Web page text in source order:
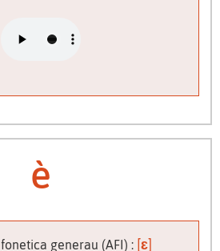
è
generau (AFI) : [ɛ]